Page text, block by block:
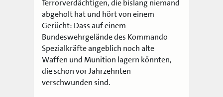
Terrorverdächtigen, die bislang niemand
abgeholt hat und hört von einem
Gerücht: Dass auf einem
Bundeswehrgelände des Kommando
Spezialkräfte angeblich noch alte
Waffen und Munition lagern könnten,
die schon vor Jahrzehnten
verschwunden sind.